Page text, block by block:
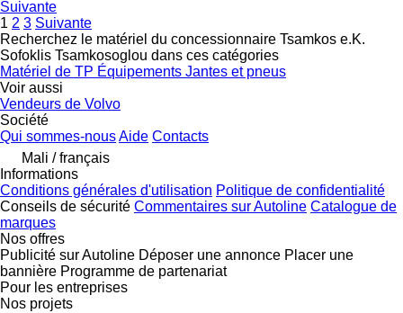
Suivante
1 2 3 Suivante
Recherchez le matériel du concessionnaire Tsamkos e.K.
Sofoklis Tsamkosoglou dans ces catégories
Matériel de TP Équipements Jantes et pneus
Voir aussi
Vendeurs de Volvo
Société
Qui sommes-nousAide Contacts
Mali / français
Informations
Conditions générales d'utilisation Politique de confidentialité
Conseils de sécurité Commentaires sur Autoline Catalogue de
marques
Nos offres
Publicité sur Autoline Déposer une annonce Placer une
bannière Programme de partenariat
Pour les entreprises
Nos projets